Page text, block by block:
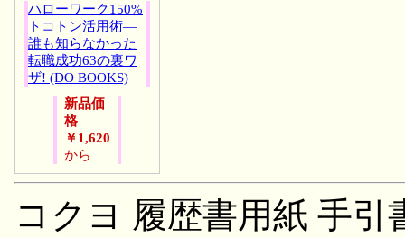
ハローワーク150%
トコトン活用術―
誰も知らなかった
転職成功63の裏ワ
ザ! (DO BOOKS)
新品価
格
￥1,620
から
コクヨ 履歴書用紙 手引